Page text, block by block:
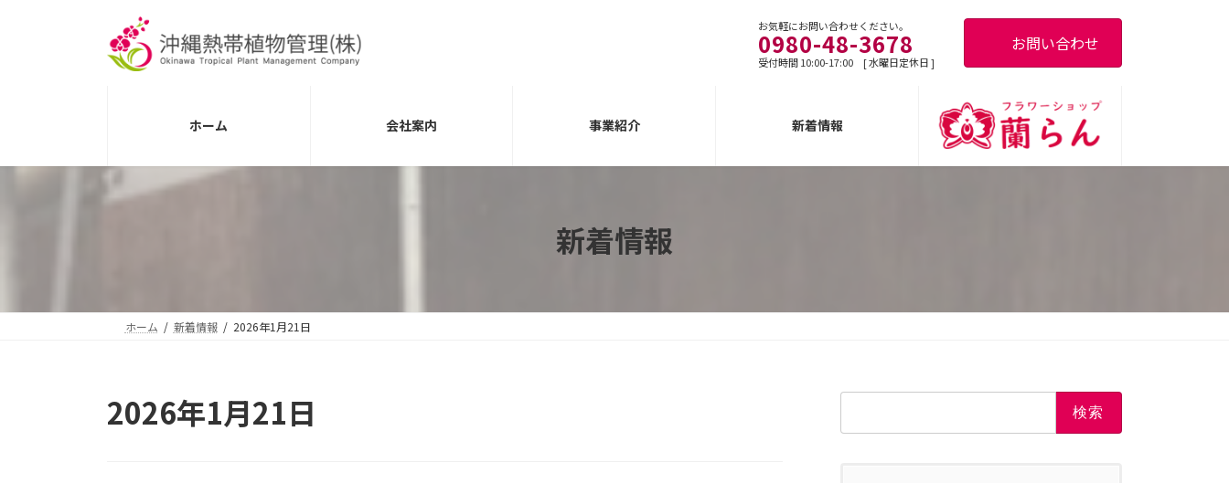
キ
に
お気軽にお問い合わせください。
0980-48-3678
受付時間 10:00-17:00 [ 水曜日定休日 ]
お問い合わせ
ホーム 会社案内 事業紹介 新着情報
新着情報
ホーム 新着情報 2026年1月21日
2026年1月21日